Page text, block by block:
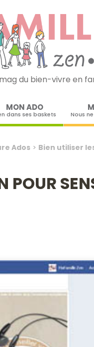
du bien-vivre en
MON ADO
dans ses baskets Nous
Ados> Bien utiliser